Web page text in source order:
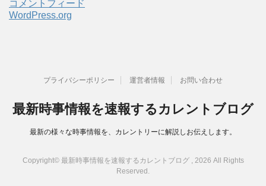
コメントフィード
WordPress.org
プライバシーポリシー 運営者情報 お問い合わせ
最新時事情報を速報するカレントブログ
最新の様々な時事情報を、カレントリーに解説しお伝えします。
Copyright© 最新時事情報を速報するカレントブログ , 2026 All Rights
Reserved.